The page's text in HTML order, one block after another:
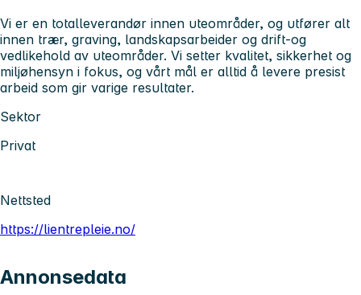
Vi er en totalleverandør innen uteområder, og utfører alt
innen trær, graving, landskapsarbeider og drift-og
vedlikehold av uteområder. Vi setter kvalitet, sikkerhet og
miljøhensyn i fokus, og vårt mål er alltid å levere presist
arbeid som gir varige resultater.
Sektor
Privat
Nettsted
https://lientrepleie.no/
Annonsedata